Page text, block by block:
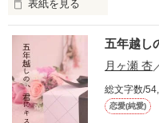
表紙を見る
高嶺の花ともてはやされ数
気づけば悪役ポジションに
恋も仕事も一瞬で無くして
実家に帰る私に、突如婚約
しかも相手は苦手な男！？
五年越し
月ヶ瀬 杏
総文字数/
恋愛(純愛)